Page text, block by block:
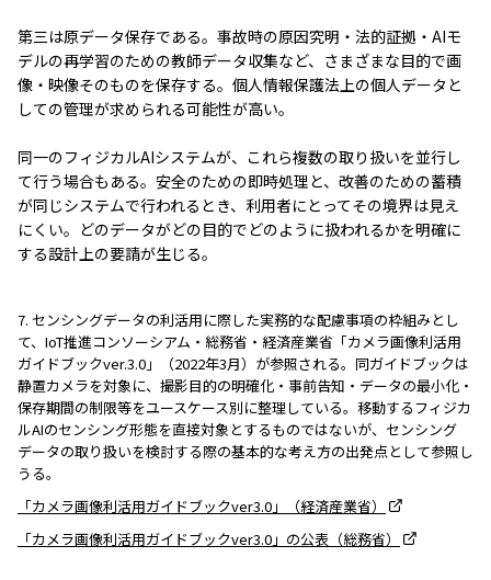
第三は原データ保存である。事故時の原因究明・法的証拠・AIモ
デルの再学習のための教師データ収集など、さまざまな目的で画
像・映像そのものを保存する。個人情報保護法上の個人データと
しての管理が求められる可能性が高い。
同一のフィジカルAIシステムが、これら複数の取り扱いを並行し
て行う場合もある。安全のための即時処理と、改善のための蓄積
が同じシステムで行われるとき、利用者にとってその境界は見え
にくい。どのデータがどの目的でどのように扱われるかを明確に
する設計上の要請が生じる。
7. センシングデータの利活用に際した実務的な配慮事項の枠組みとし
て、IoT推進コンソーシアム・総務省・経済産業省「カメラ画像利活用
ガイドブックver.3.0」（2022年3月）が参照される。同ガイドブックは
静置カメラを対象に、撮影目的の明確化・事前告知・データの最小化・
保存期間の制限等をユースケース別に整理している。移動するフィジカ
ルAIのセンシング形態を直接対象とするものではないが、センシング
データの取り扱いを検討する際の基本的な考え方の出発点として参照し
うる。
「カメラ画像利活用ガイドブックver3.0」（経済産業省）
「カメラ画像利活用ガイドブックver3.0」の公表（総務省）